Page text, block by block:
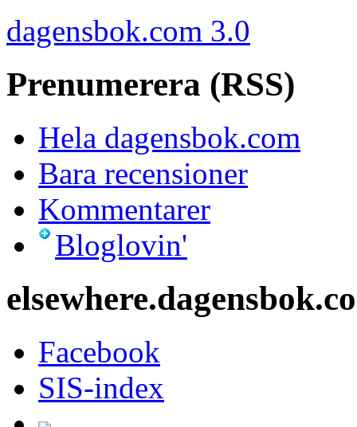
dagensbok.com 3.0
Prenumerera (RSS)
Hela dagensbok.com
Bara recensioner
Kommentarer
Bloglovin'
Facebook
SIS-index